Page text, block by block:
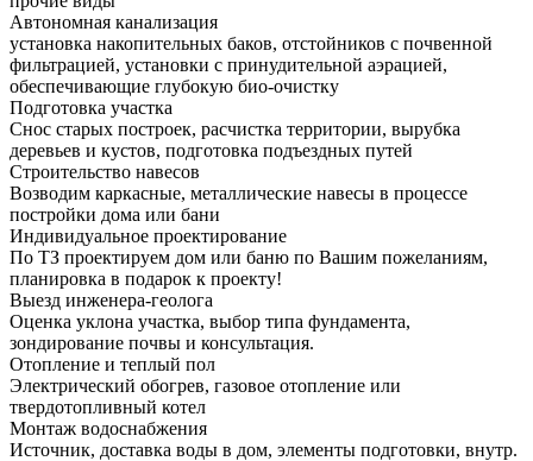
Автономная канализация
установка накопительных баков, отстойников с почвенной
фильтрацией, установки с принудительной аэрацией,
обеспечивающие глубокую био-очистку
Подготовка участка
Снос старых построек, расчистка территории, вырубка
деревьев и кустов, подготовка подъездных путей
Строительство навесов
Возводим каркасные, металлические навесы в процессе
постройки дома или бани
Индивидуальное проектирование
По ТЗ проектируем дом или баню по Вашим пожеланиям,
планировка в подарок к проекту!
Выезд инженера-геолога
Оценка уклона участка, выбор типа фундамента,
зондирование почвы и консультация.
Отопление и теплый пол
Электрический обогрев, газовое отопление или
твердотопливный котел
Монтаж водоснабжения
Источник, доставка воды в дом, элементы подготовки, внутр.